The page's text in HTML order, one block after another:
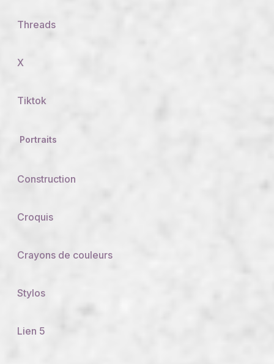
Threads
X
Tiktok
Portraits
Construction
Croquis
Crayons de couleurs
Stylos
Lien 5